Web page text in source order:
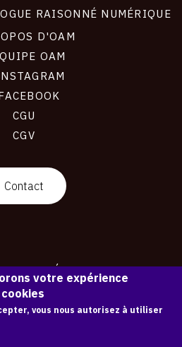
RAISONNÉ NUMÉRIQUE
D'OAM
OAM
CGU
CGV
Contact
pour créer,
de l'Art.
archives
expositions
votre expérience
vous nous autorisez à utiliser